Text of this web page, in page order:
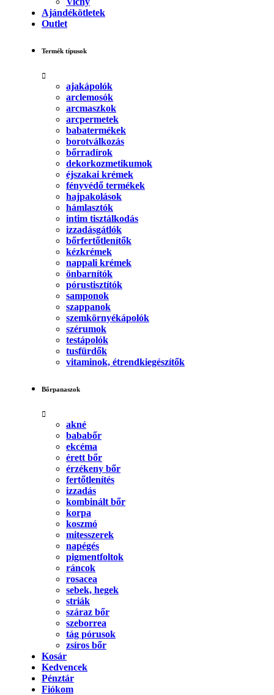
Ajándékötletek
Outlet
Termék típusok
ajakápolók
arclemosók
arcmaszkok
arcpermetek
babatermékek
borotválkozás
bőrradírok
dekorkozmetikumok
éjszakai krémek
fényvédő termékek
hajpakolások
hámlasztók
intim tisztálkodás
izzadásgátlók
bőrfertőtlenítők
kézkrémek
nappali krémek
önbarnítók
pórustisztítók
samponok
szappanok
szemkörnyékápolók
szérumok
testápolók
tusfürdők
vitaminok, étrendkiegészítők
Bőrpanaszok
akné
bababőr
ekcéma
érett bőr
érzékeny bőr
fertőtlenítés
izzadás
kombinált bőr
korpa
koszmó
mitesszerek
napégés
pigmentfoltok
ráncok
rosacea
sebek, hegek
striák
száraz bőr
szeborrea
tág pórusok
zsíros bőr
Kosár
Kedvencek
Pénztár
Fiókom